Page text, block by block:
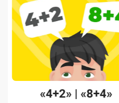
«4+2» | «8+4»